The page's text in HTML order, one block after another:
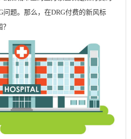
问题。那么，在DRG付费的新风标